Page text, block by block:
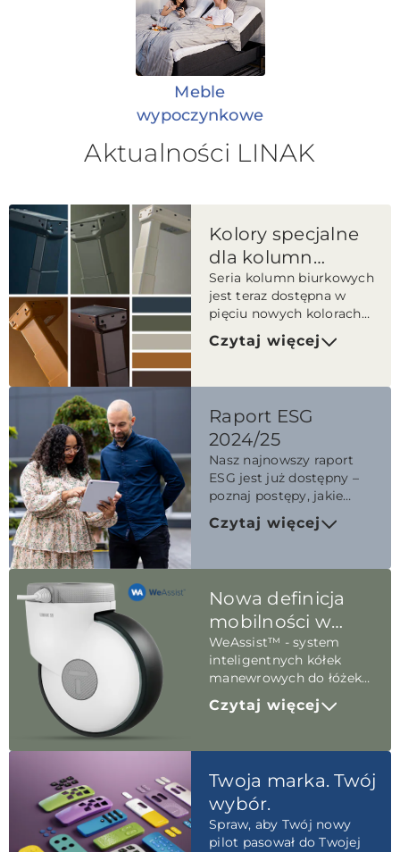
Meble
wypoczynkowe
Aktualności LINAK
Kolory specjalne
dla kolumn
EXPERIENCE™
Seria kolumn biurkowych
jest teraz dostępna w
pięciu nowych kolorach
specjalnych, ułatwiających
dopasowanie biurek do
wnętrza.
Czytaj więcej
Raport ESG
2024/25
Nasz najnowszy raport
ESG jest już dostępny –
poznaj postępy, jakie
osiągnęliśmy w realizacji
naszych ambicji.
Czytaj więcej
Nowa definicja
mobilności w
opiece medycznej
WeAssist™ - system
inteligentnych kółek
manewrowych do łóżek
medycznych. Wyznaczaj
nowe standardy
Czytaj więcej
Twoja marka. Twój
wybór.
Spraw, aby Twój nowy
pilot pasował do Twojej